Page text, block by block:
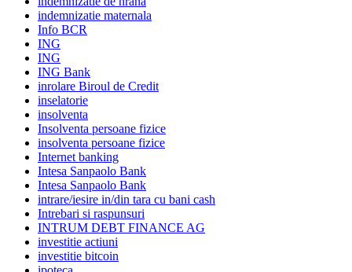
indemnizatie maternala
Info BCR
ING
ING
ING Bank
inrolare Biroul de Credit
inselatorie
insolventa
Insolventa persoane fizice
insolventa persoane fizice
Internet banking
Intesa Sanpaolo Bank
Intesa Sanpaolo Bank
intrare/iesire in/din tara cu bani cash
Intrebari si raspunsuri
INTRUM DEBT FINANCE AG
investitie actiuni
investitie bitcoin